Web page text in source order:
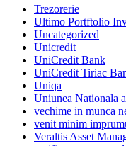
Trezorerie
Ultimo Portftolio
Uncategorized
Unicredit
UniCredit Bank
UniCredit Tiriac
Uniqa
Uniunea Nationala
vechime in munca
venit minim
Veraltis Asset